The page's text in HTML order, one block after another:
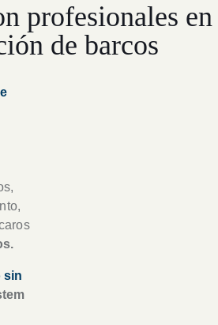
profesionales en
de barcos
sin